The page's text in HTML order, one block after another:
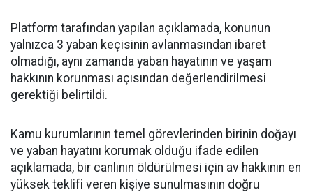
Platform tarafından yapılan açıklamada, konunun
yalnızca 3 yaban keçisinin avlanmasından ibaret
olmadığı, aynı zamanda yaban hayatının ve yaşam
hakkının korunması açısından değerlendirilmesi
gerektiği belirtildi.
Kamu kurumlarının temel görevlerinden birinin doğayı
ve yaban hayatını korumak olduğu ifade edilen
açıklamada, bir canlının öldürülmesi için av hakkının en
yüksek teklifi veren kişiye sunulmasının doğru